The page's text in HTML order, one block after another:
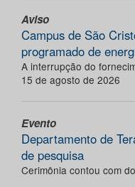
Aviso
Campus de São
programado de
A interrupção do
15 de agosto de 2026
Evento
Departamento de
de pesquisa
Cerimônia contou com